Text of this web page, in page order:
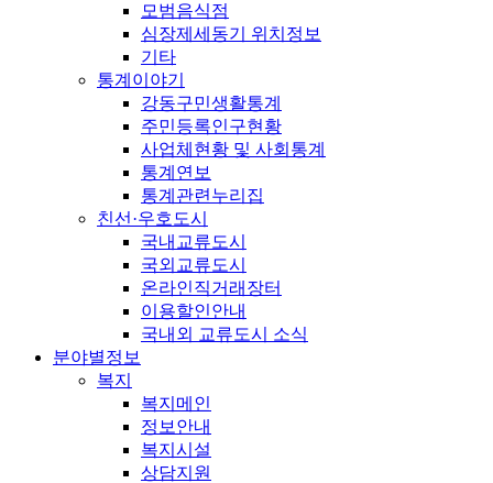
모범음식점
심장제세동기 위치정보
기타
통계이야기
강동구민생활통계
주민등록인구현황
사업체현황 및 사회통계
통계연보
통계관련누리집
친선·우호도시
국내교류도시
국외교류도시
온라인직거래장터
이용할인안내
국내외 교류도시 소식
분야별정보
복지
복지메인
정보안내
복지시설
상담지원